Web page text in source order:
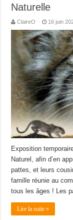
Naturelle
ClaireO 16 juin
Exposition
Naturel, afin d’en
pattes, et leurs
famille réunie au
tous les âges ! Les
Lire la suite »